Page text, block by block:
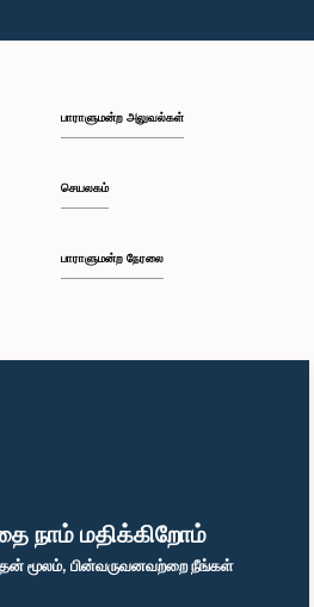
நாம் மதிக்கிறோம்
மூலம், பின்வருவனவற்றை நீங்கள்
பாராளுமன்ற அலுவல்கள்
செயலகம்
பாராளுமன்ற நேரலை